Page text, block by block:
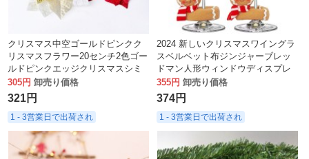
クリスマス中空ゴールドピンクク
リスマスフラワー20センチ2色ゴー
ルドピンクエッジクリスマスシミ
ュレーションフラワーヘッドガー
ランド籐装飾花
305円 卸売り価格
321円
1 - 3営業日で出荷され
2024 新しいクリスマスワイングラ
スベルベット布ジンジャーブレッ
ドマン人形ウィンドウディスプレ
イクリスマス装飾
355円 卸売り価格
374円
1 - 3営業日で出荷され